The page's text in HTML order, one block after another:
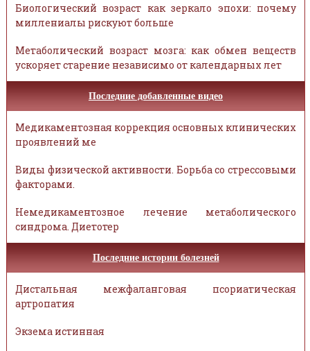
Биологический возраст как зеркало эпохи: почему
миллениалы рискуют больше
Метаболический возраст мозга: как обмен веществ
ускоряет старение независимо от календарных лет
Последние добавленные видео
Медикаментозная коррекция основных клинических
проявлений ме
Виды физической активности. Борьба со стрессовыми
факторами.
Немедикаментозное лечение метаболического
синдрома. Диетотер
Последние истории болезней
Дистальная межфаланговая псориатическая
артропатия
Экзема истинная